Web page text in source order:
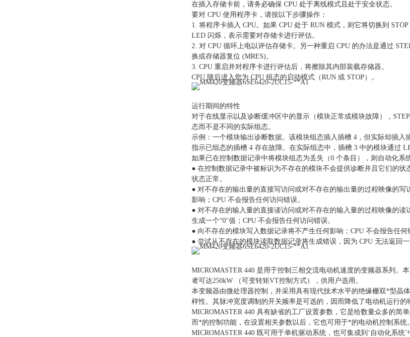
在插入存储卡前，请务必确保 CPU 处于离线模式且处于安全状态。
要对 CPU 使用程序卡，请按以下步骤操作：
1. 将程序卡插入 CPU。如果 CPU 处于 RUN 模式，则它将切换到
LED 闪烁，表示需要对存储卡进行评估。
2. 对 CPU 循环上电以评估存储卡。另一种重启 CPU 的办法是通过
换或存储器复位 (MRES)。
3. CPU 重启并对程序卡进行评估后，将擦除其内部装载存储器。
CPU 随后进入您为 CPU 组态的启动模式（RUN 或 STOP）。
运行期间的特性
对于在线显示以及诊断缓冲区中的显示（模块正常或模块故障），
态而不是不同的实际组态。
示例：一个模块输出诊断数据。该模块组态插入插槽 4，但实际却插入
指示已组态的插槽 4 存在故障。在实际组态中，插槽 3 中的模块通过
如果已在控制数据记录中将模块组态为丢失（0 个条目），则自动化系
● 在控制数据记录中被标识为不存在的模块不会提供诊断并且它们的状
状态正常。
● 对不存在的输出量的直接写访问或对不存在的输出量的过程映像的写
影响；CPU 不会报告任何访问错误。
● 对不存在的输入量的直接读访问或对不存在的输入量的过程映像的读
生成一个“0"值；CPU 不会报告任何访问错误。
● 向不存在的模块写入数据记录将不产生任何影响；CPU 不会报告任何
● 尝试从不存在的模块读取数据记录将生成错误，因为 CPU 无法返回一
MICROMASTER 440 是用于控制三相交流电动机速度的变频器系列。
者可达250kW （可变转矩VT控制方式），供用户选用。
本变频器由微处理器控制，并采用具有现代技术水平的绝缘栅双*型晶
样性。其脉冲宽度调制的开关频率是可选的，因而降低了电动机运行
MICROMASTER 440 具有缺省的工厂设置参数，它是给数量众多的简
而*的控制功能，在设置相关参数以后，它也可用于*的电动机控制系统。
MICROMASTER 440 既可用于单机驱动系统，也可集成到‘自动化系统’